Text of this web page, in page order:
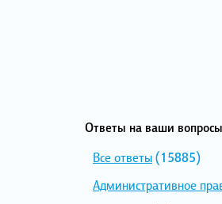
Ответы на ваши
Все ответы(15885)
Административное